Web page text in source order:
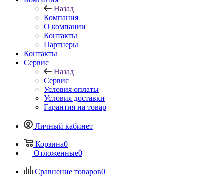
Назад
Компания
О компании
Контакты
Партнеры
Контакты
Сервис
Назад
Сервис
Условия оплаты
Условия доставки
Гарантия на товар
Личный кабинет
Корзина0
Отложенные0
Сравнение товаров0